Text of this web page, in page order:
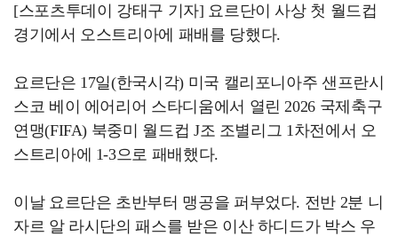
[스포츠투데이 강태구 기자] 요르단이 사상 첫 월드컵
경기에서 오스트리아에 패배를 당했다.
요르단은 17일(한국시각) 미국 캘리포니아주 샌프란시
스코 베이 에어리어 스타디움에서 열린 2026 국제축구
연맹(FIFA) 북중미 월드컵 J조 조별리그 1차전에서 오
스트리아에 1-3으로 패배했다.
이날 요르단은 초반부터 맹공을 퍼부었다. 전반 2분 니
자르 알 라시단의 패스를 받은 이산 하디드가 박스 우